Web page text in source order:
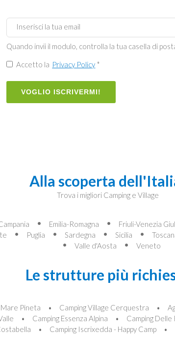
Quando invii il modulo, controlla la tua casella di
Accetto la Privacy Policy *
VOGLIO ISCRIVERMI!
Alla scoperta
Trova i migliori Camping e Village
Emilia-Romagna Friuli-Venezia
Puglia Sardegna Sicilia
Valle d'Aosta
Veneto
Le strutture più
Mare Pineta Camping Village Cerquestra
Camping Essenza Alpina Camping Delle
Camping Iscrixedda - Happy Camp